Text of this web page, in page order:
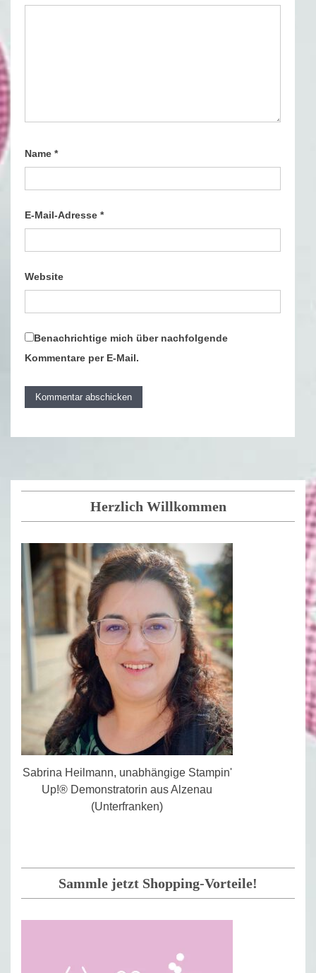
Name *
E-Mail-Adresse *
Website
Benachrichtige mich über nachfolgende
Kommentare per E-Mail.
Herzlich Willkommen
Sabrina Heilmann, unabhängige Stampin'
Up!® Demonstratorin aus Alzenau
(Unterfranken)
Sammle jetzt Shopping-Vorteile!